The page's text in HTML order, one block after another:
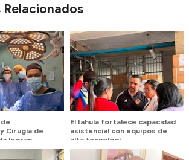
Cirugía de
logran
de
El Iahula fortalece capacidad
asistencial con equipos de
alta tecnologí